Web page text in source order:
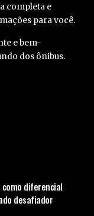
completa e
para você.
e bem-
dos ônibus.
diferencial
desafiador